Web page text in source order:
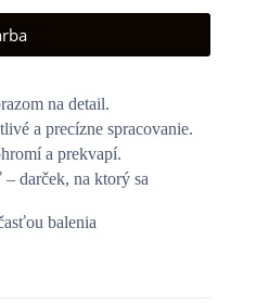
na detail.
a precízne spracovanie.
a prekvapí.
– darček, na ktorý sa
balenia